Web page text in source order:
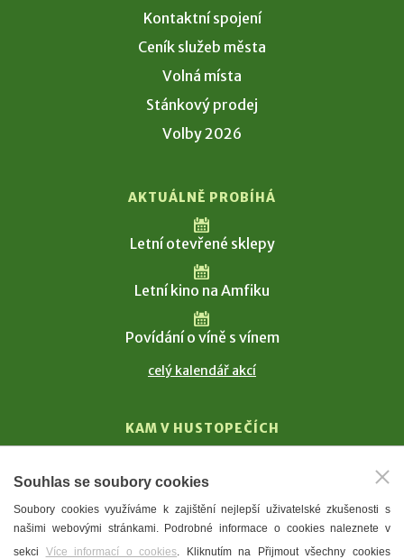
Kontaktní spojení
Ceník služeb města
Volná místa
Stánkový prodej
Volby 2026
AKTUÁLNĚ PROBÍHÁ
Letní otevřené sklepy
Letní kino na Amfiku
Povídání o víně s vínem
celý kalendář akcí
KAM V HUSTOPEČÍCH
T. G. Masaryk
Mandloně
Ubytování
Souhlas se soubory cookies
Soubory cookies využíváme k zajištění nejlepší uživatelské zkušenosti s
našimi webovými stránkami. Podrobné informace o cookies naleznete v
sekci Více informací o cookies. Kliknutím na Přijmout všechny cookies